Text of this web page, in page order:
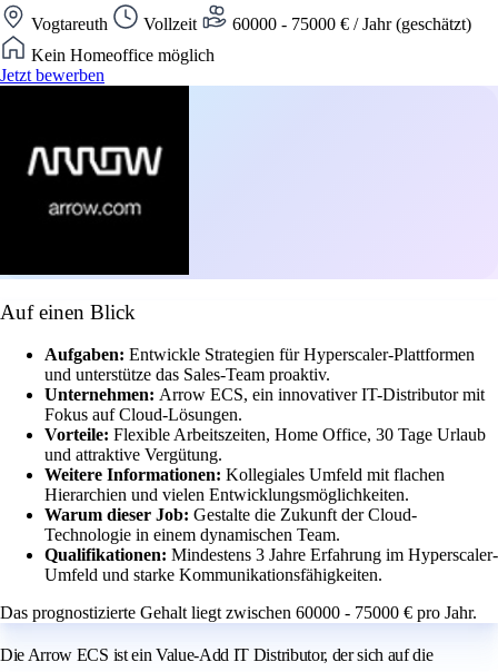
Vogtareuth Vollzeit
60000 - 75000 € / Jahr (geschätzt)
Kein Homeoffice möglich
Jetzt bewerben
Auf einen Blick
Aufgaben: Entwickle Strategien für Hyperscaler-Plattformen
und unterstütze das Sales-Team proaktiv.
Unternehmen: Arrow ECS, ein innovativer IT-Distributor mit
Fokus auf Cloud-Lösungen.
Vorteile: Flexible Arbeitszeiten, Home Office, 30 Tage Urlaub
und attraktive Vergütung.
Weitere Informationen: Kollegiales Umfeld mit flachen
Hierarchien und vielen Entwicklungsmöglichkeiten.
Warum dieser Job: Gestalte die Zukunft der Cloud-
Technologie in einem dynamischen Team.
Qualifikationen: Mindestens 3 Jahre Erfahrung im Hyperscaler-
Umfeld und starke Kommunikationsfähigkeiten.
Das prognostizierte Gehalt liegt zwischen 60000 - 75000 € pro Jahr.
Die Arrow ECS ist ein Value-Add IT Distributor, der sich auf die